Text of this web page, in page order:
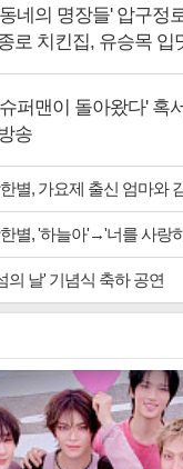
네의 명장들' 압구정
로 치킨집, 유승목 입
퍼맨이 돌아왔다' 혹
송
별, 가요제 출신 엄마와
별, '하늘아'→'너를 사랑
의 날' 기념식 축하 공연